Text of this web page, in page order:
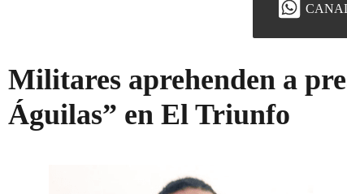
Militares aprehenden a
Águilas” en El Triunfo